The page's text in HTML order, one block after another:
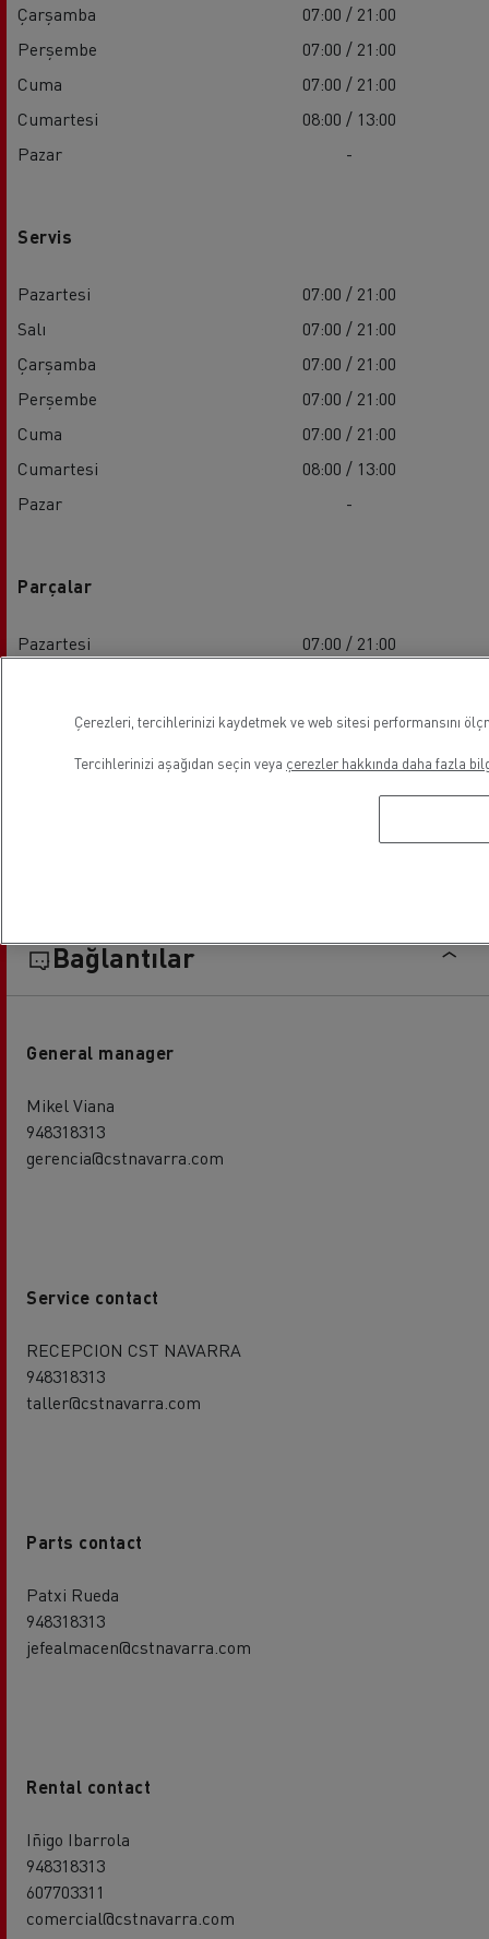
Çarşamba
07:00 / 21:00
Perşembe
07:00 / 21:00
Cuma
07:00 / 21:00
Cumartesi
08:00 / 13:00
Pazar
-
Servis
Pazartesi
07:00 / 21:00
Salı
07:00 / 21:00
Çarşamba
07:00 / 21:00
Perşembe
07:00 / 21:00
Cuma
07:00 / 21:00
Cumartesi
08:00 / 13:00
Pazar
-
Parçalar
Pazartesi
07:00 / 21:00
Çarşamba
07:00 / 21:00
Bağlantılar
General manager
Mikel Viana
948318313
gerencia@cstnavarra.com
Service contact
RECEPCION CST NAVARRA
948318313
taller@cstnavarra.com
Parts contact
Patxi Rueda
948318313
jefealmacen@cstnavarra.com
Rental contact
Iñigo Ibarrola
948318313
607703311
comercial@cstnavarra.com
Çerezleri, tercihlerinizi kaydetmek ve web sitesi performansını
Tercihlerinizi aşağıdan seçin veya çerezler hakkında daha fazla